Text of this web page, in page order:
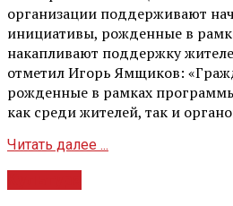
организации поддерживают
инициативы, рожденные в
накапливают поддержку
отметил Игорь Ямщиков:
рожденные в рамках
как среди жителей, так и
Читать далее ...